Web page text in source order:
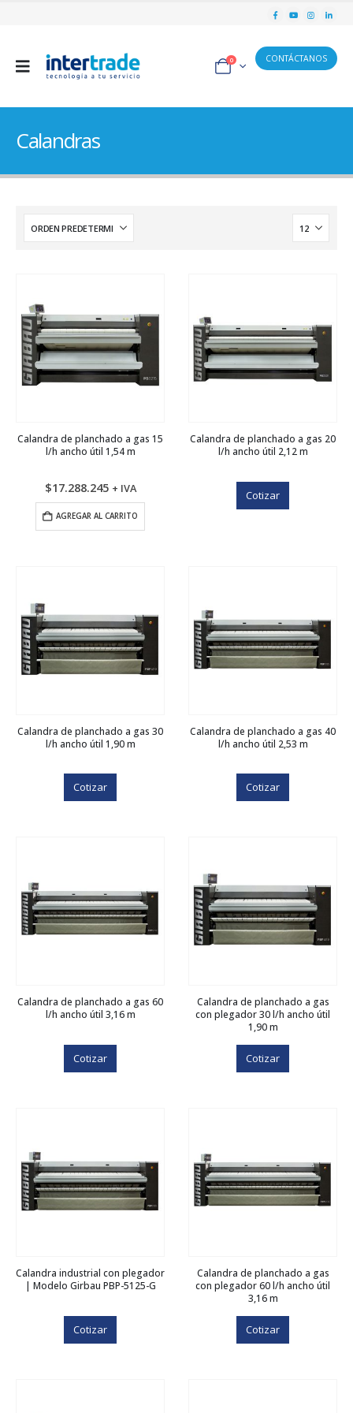
0 CONTÁCTANOS
Calandras
Calandra de planchado a gas 15
l/h ancho útil 1,54 m
$17.288.245 + IVA
AGREGAR AL CARRITO
Calandra de planchado a gas 20
l/h ancho útil 2,12 m
Cotizar
Calandra de planchado a gas 30
l/h ancho útil 1,90 m
Cotizar
Calandra de planchado a gas 40
l/h ancho útil 2,53 m
Cotizar
Calandra de planchado a gas 60
l/h ancho útil 3,16 m
Cotizar
Calandra de planchado a gas
con plegador 30 l/h ancho útil
1,90 m
Cotizar
Calandra industrial con plegador
| Modelo Girbau PBP-5125-G
Cotizar
Calandra de planchado a gas
con plegador 60 l/h ancho útil
3,16 m
Cotizar